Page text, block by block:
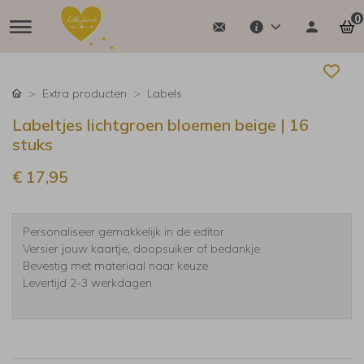
0
Extra producten Labels
Labeltjes lichtgroen bloemen beige | 16
stuks
€ 17,95
Personaliseer gemakkelijk in de editor
Versier jouw kaartje, doopsuiker of bedankje
Bevestig met materiaal naar keuze
Levertijd 2-3 werkdagen